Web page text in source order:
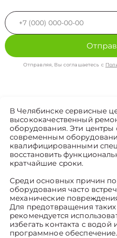
Отправляя, Вы соглашаетесь с
В Челябинске сервисные
высококачественный
оборудования. Эти
современным
квалифицированными
восстановить
кратчайшие сроки.
Среди основных причин
оборудования часто
механические
Для предотвращения
рекомендуется
избегать контакта с водой
программное обеспечение.